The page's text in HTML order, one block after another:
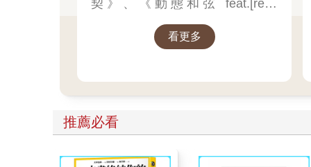
契》、《動態和弦 feat.[rêve
parfait》限定版、豪華版、超豪華
版，狂熱預購中🔥
看更多
推薦必看